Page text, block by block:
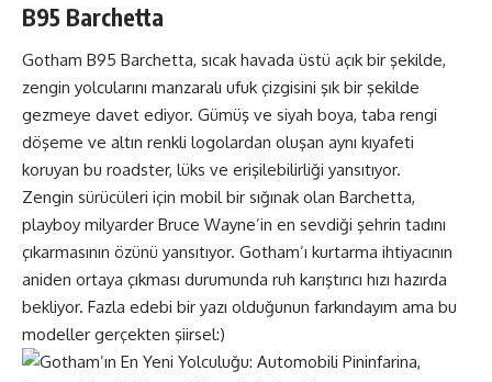
B95 Barchetta
Gotham B95 Barchetta, sıcak havada üstü açık bir şekilde,
zengin yolcularını manzaralı ufuk çizgisini şık bir şekilde
gezmeye davet ediyor. Gümüş ve siyah boya, taba rengi
döşeme ve altın renkli logolardan oluşan aynı kıyafeti
koruyan bu roadster, lüks ve erişilebilirliği yansıtıyor.
Zengin sürücüleri için mobil bir sığınak olan Barchetta,
playboy milyarder Bruce Wayne’in en sevdiği şehrin tadını
çıkarmasının özünü yansıtıyor. Gotham’ı kurtarma ihtiyacının
aniden ortaya çıkması durumunda ruh karıştırıcı hızı hazırda
bekliyor. Fazla edebi bir yazı olduğunun farkındayım ama bu
modeller gerçekten şiirsel:)